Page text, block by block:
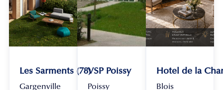
Les Sarments (78)
Gargenville
VSP Poissy
Poissy
Hotel de la
Blois